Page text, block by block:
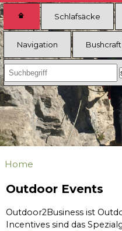
Schlafsäcke
Navigation
Home
Outdoor Events
Outdoor2Business ist
Incentives sind das